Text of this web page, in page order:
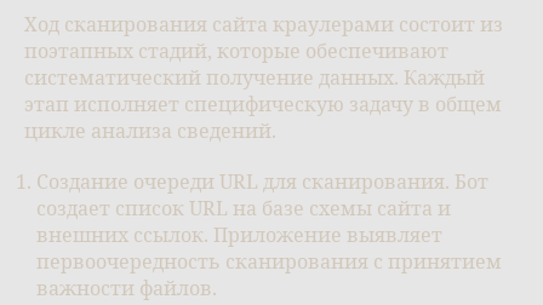
Ход сканирования сайта краулерами состоит из
поэтапных стадий, которые обеспечивают
систематический получение данных. Каждый
этап исполняет специфическую задачу в общем
цикле анализа сведений.
Создание очереди URL для сканирования. Бот
создает список URL на базе схемы сайта и
внешних ссылок. Приложение выявляет
первоочередность сканирования с принятием
важности файлов.